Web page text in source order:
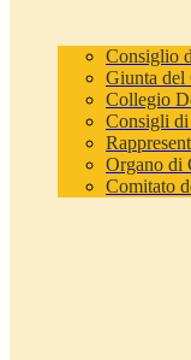
Consiglio
Giunta del
Collegio
Consigli di
Organo di
Comitato